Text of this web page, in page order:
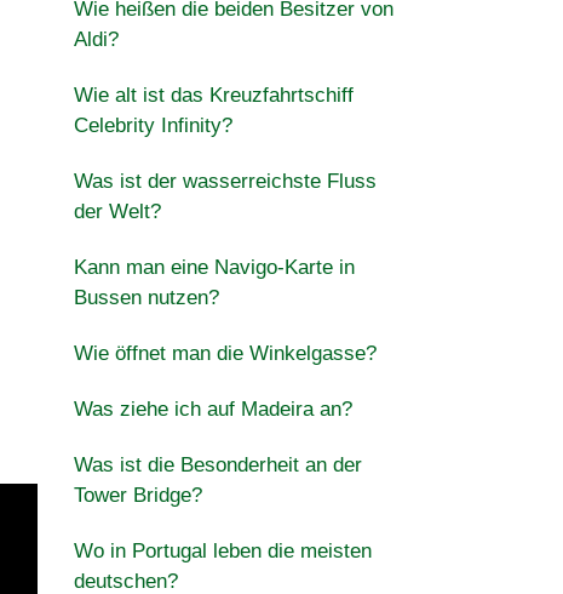
Wie heißen die beiden Besitzer von
Aldi?
Wie alt ist das Kreuzfahrtschiff
Celebrity Infinity?
Was ist der wasserreichste Fluss
der Welt?
Kann man eine Navigo-Karte in
Bussen nutzen?
Wie öffnet man die Winkelgasse?
Was ziehe ich auf Madeira an?
Was ist die Besonderheit an der
Tower Bridge?
Wo in Portugal leben die meisten
deutschen?